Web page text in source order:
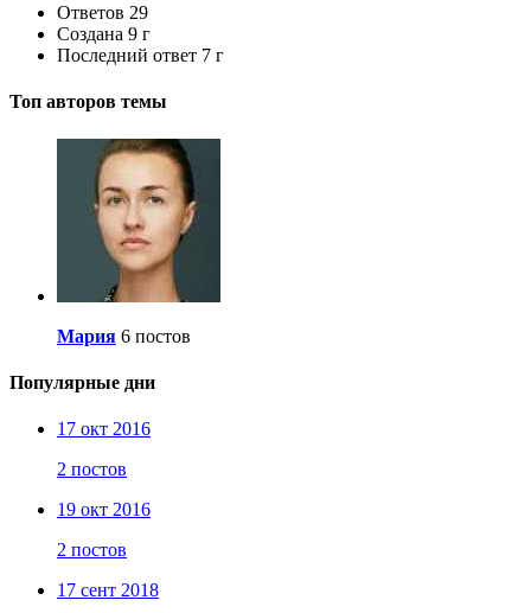
Ответов 29
Создана 9 г
Последний ответ 7 г
Топ авторов темы
Мария 6 постов
Популярные дни
17 окт 2016
2 постов
19 окт 2016
2 постов
17 сент 2018